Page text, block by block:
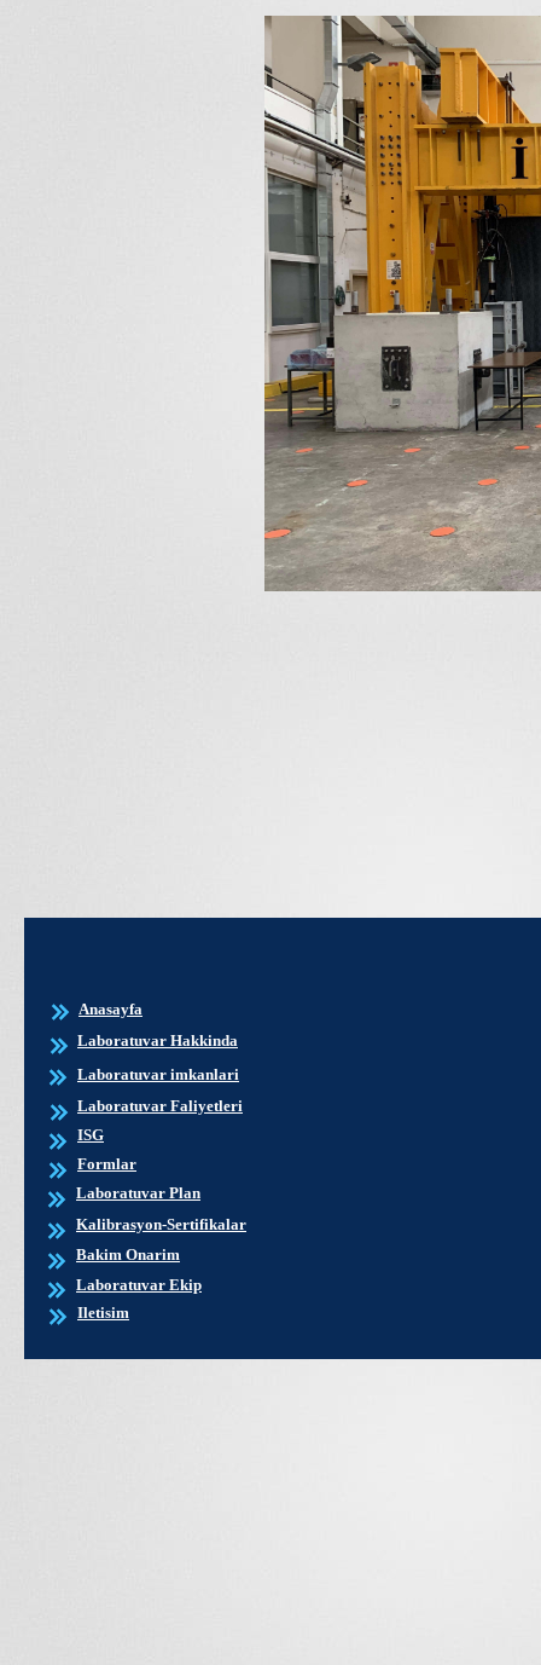
Anasayfa
Laboratuvar Hakkinda
Laboratuvar imkanlari
Laboratuvar Faliyetleri
ISG
Formlar
Laboratuvar Plan
Kalibrasyon-Sertifikalar
Bakim Onarim
Laboratuvar Ekip
Iletisim